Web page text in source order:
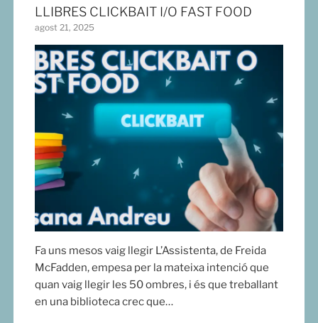
LLIBRES CLICKBAIT I/O FAST FOOD
agost 21, 2025
Fa uns mesos vaig llegir L’Assistenta, de Freida
McFadden, empesa per la mateixa intenció que
quan vaig llegir les 50 ombres, i és que treballant
en una biblioteca crec que…